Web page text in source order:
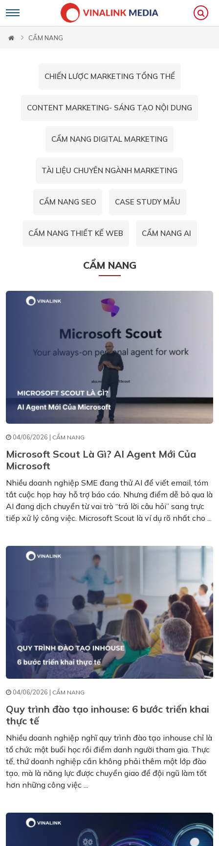
CẨM NANG
CHIẾN LƯỢC MARKETING TỔNG THỂ
CONTENT MARKETING- SÁNG TẠO NỘI DUNG
CẨM NANG DIGITAL MARKETING
TÀI LIỆU CHUYÊN NGÀNH MARKETING
CẨM NANG SEO CASE STUDY MẪU
CẨM NANG THIẾT KẾ WEB CẨM NANG AI
CẨM NANG
04/06/2026 | CẨM NANG
Microsoft Scout Là Gì? AI Agent Mới Của
Microsoft
Nhiều doanh nghiệp SME đang thử AI để viết email, tóm
tắt cuộc họp hay hỗ trợ báo cáo. Nhưng điểm dễ bỏ qua là
AI đang dịch chuyển từ vai trò “trả lời câu hỏi” sang trực
tiếp xử lý công việc. Microsoft Scout là ví dụ rõ nhất cho ...
04/06/2026 | CẨM NANG
Quy trình đào tạo inhouse: 6 bước triển khai
thực tế
Nhiều doanh nghiệp nghĩ quy trình đào tạo inhouse chỉ là
tổ chức một buổi học rồi điểm danh người tham gia. Thực
tế, thứ doanh nghiệp cần không phải thêm một lớp đào
tạo, mà là năng lực được chuyển giao để đội ngũ làm tốt
hơn những công việc ...